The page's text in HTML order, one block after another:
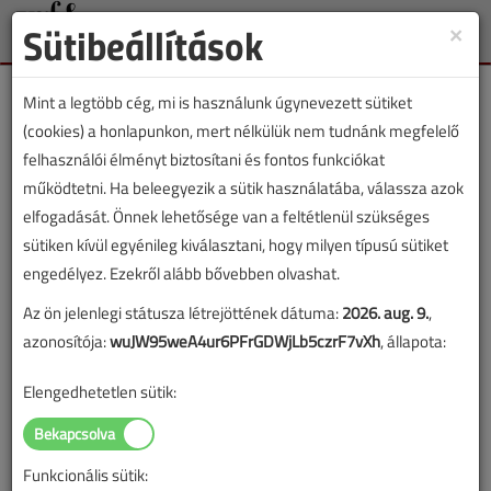
Toggle
Lapszám:
TARTALOM
Vízellátás
Itt valami bűzlik!
Felderítés mesterfokon
2017/12. lapszám
×
Sütibeállítások
Mint a legtöbb cég, mi is használunk úgynevezett sütiket
(cookies) a honlapunkon, mert nélkülük nem tudnánk megfelelő
felhasználói élményt biztosítani és fontos funkciókat
működtetni. Ha beleegyezik a sütik használatába, válassza azok
elfogadását. Önnek lehetősége van a feltétlenül szükséges
sütiken kívül egyénileg kiválasztani, hogy milyen típusú sütiket
engedélyez. Ezekről alább bővebben olvashat.
Az ön jelenlegi státusza létrejöttének dátuma:2026. aug. 9.,
azonosítója:wuJW95weA4ur6PFrGDWjLb5czrF7vXh, állapota:
Elengedhetetlen sütik:
Funkcionális sütik: